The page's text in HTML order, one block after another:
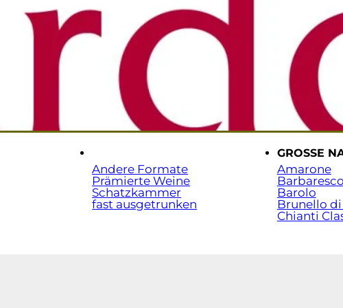
Andere Formate
Prämierte Weine
Schatzkammer
fast ausgetrunken
GROSSE
Amarone
Barbaresco
Barolo
Brunello
Chianti